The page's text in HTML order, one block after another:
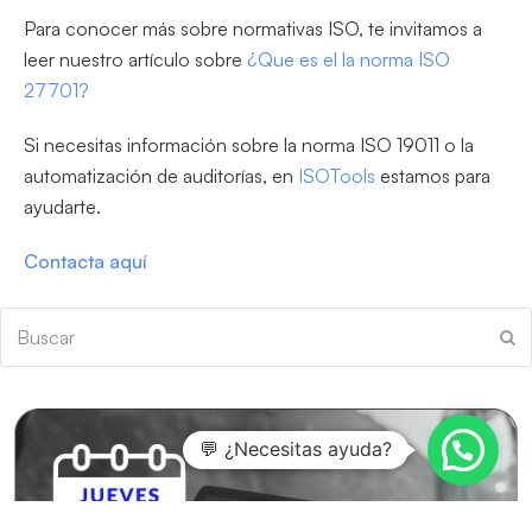
Para conocer más sobre normativas ISO, te invitamos a
leer nuestro artículo sobre ¿Que es el la norma ISO
27701?
Si necesitas información sobre la norma ISO 19011 o la
automatización de auditorías, en ISOTools estamos para
ayudarte.
Contacta aquí
💬 ¿Necesitas ayuda?